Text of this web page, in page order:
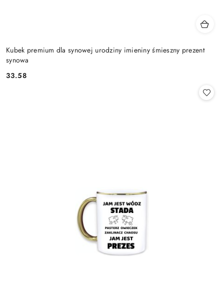
Kubek premium dla synowej urodziny imieniny śmieszny prezent
synowa
Cena:
33.58